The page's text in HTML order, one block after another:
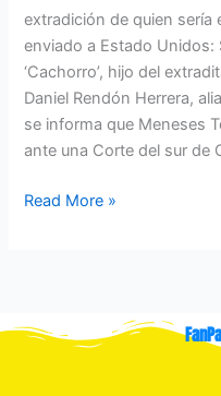
extradición de quien sería
enviado a Estado Unidos:
‘Cachorro’, hijo del
Daniel Rendón Herrera,
se informa que Meneses
ante una Corte del sur de
Read More »